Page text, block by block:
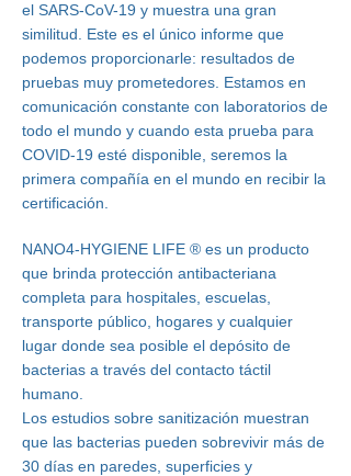
el SARS-CoV-19 y muestra una gran
similitud. Este es el único informe que
podemos proporcionarle: resultados de
pruebas muy prometedores. Estamos en
comunicación constante con laboratorios de
todo el mundo y cuando esta prueba para
COVID-19 esté disponible, seremos la
primera compañía en el mundo en recibir la
certificación.
NANO4-HYGIENE LIFE ® es un producto
que brinda protección antibacteriana
completa para hospitales, escuelas,
transporte público, hogares y cualquier
lugar donde sea posible el depósito de
bacterias a través del contacto táctil
humano.
Los estudios sobre sanitización muestran
que las bacterias pueden sobrevivir más de
30 días en paredes, superficies y